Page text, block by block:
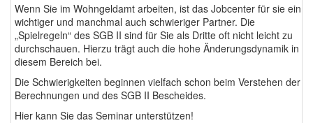
Wenn Sie im Wohngeldamt arbeiten, ist das Jobcenter für sie ein
wichtiger und manchmal auch schwieriger Partner. Die
„Spielregeln“ des SGB II sind für Sie als Dritte oft nicht leicht zu
durchschauen. Hierzu trägt auch die hohe Änderungsdynamik in
diesem Bereich bei.
Die Schwierigkeiten beginnen vielfach schon beim Verstehen der
Berechnungen und des SGB II Bescheides.
Hier kann Sie das Seminar unterstützen!